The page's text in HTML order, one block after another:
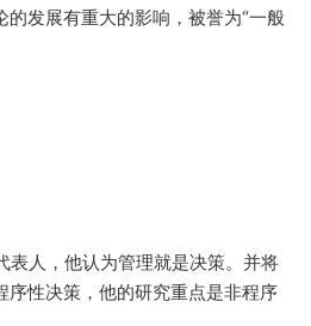
发展有重大的影响，被誉为“一般
表人，他认为管理就是决策。并将
序性决策，他的研究重点是非程序